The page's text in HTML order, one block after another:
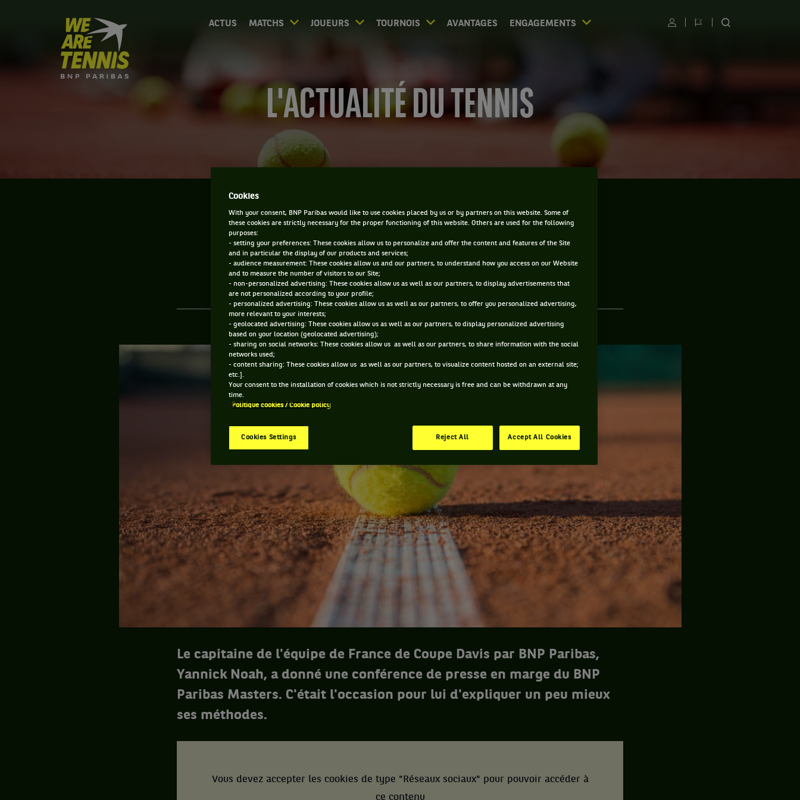
We
are
Tennis
by
BNP
ACTUS MATCHS JOUEURS TOURNOIS AVANTAGES ENGAGEMENTS UtilisateurChangerRECHERCHER
L'ACTUALITÉ DU TENNIS
Les méthodes de Noah
2 NOV. 2015, 22:15:27
Le capitaine de l'équipe de France de Coupe Davis par BNP Paribas,
Yannick Noah, a donné une conférence de presse en marge du BNP
Paribas Masters. C'était l'occasion pour lui d'expliquer un peu mieux
ses méthodes.
Vous devez accepter les cookies de type "Réseaux sociaux" pour pouvoir accéder à
ce contenu
Cookies
With your consent, BNP Paribas would like to use cookies placed by us or by partners on this website. Some of
these cookies are strictly necessary for the proper functioning of this website. Others are used for the following
purposes:
- setting your preferences: These cookies allow us to personalize and offer the content and features of the Site
and in particular the display of our products and services;
- audience measurement: These cookies allow us and our partners, to understand how you access on our Website
and to measure the number of visitors to our Site;
- non-personalized advertising: These cookies allow us as well as our partners, to display advertisements that
are not personalized according to your profile;
- personalized advertising: These cookies allow us as well as our partners, to offer you personalized advertising,
more relevant to your interests;
- geolocated advertising: These cookies allow us as well as our partners, to display personalized advertising
based on your location (geolocated advertising);
- sharing on social networks: These cookies allow us as well as our partners, to share information with the social
networks used;
- content sharing: These cookies allow us as well as our partners, to visualize content hosted on an external site;
etc.].
Your consent to the installation of cookies which is not strictly necessary is free and can be withdrawn at any
time.
Politique cookies / Cookie policy
Cookies Settings Reject All Accept All Cookies